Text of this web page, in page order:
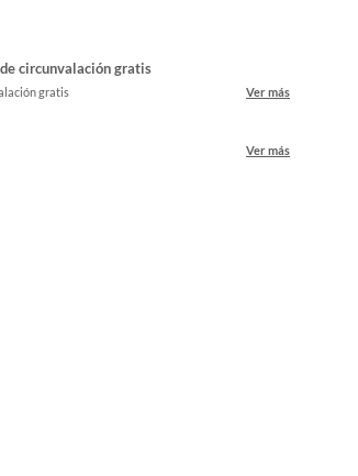
circunvalación gratis
gratis Ver más
Ver más